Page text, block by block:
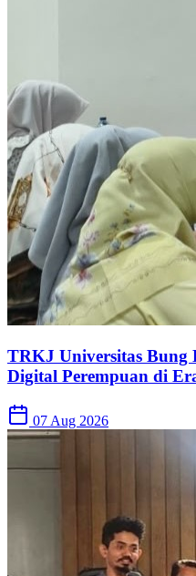
TRKJ Universitas Bung
Digital Perempuan di
07 Aug 2026